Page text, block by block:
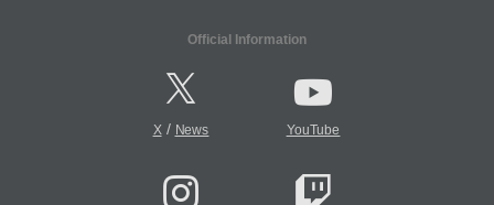
Official Information
X/ News YouTube